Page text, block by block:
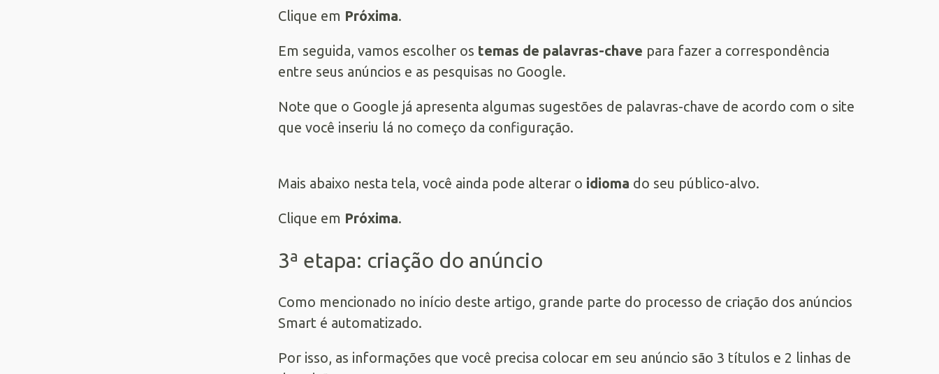
Clique em Próxima.
Em seguida, vamos escolher os temas de palavras-chave para fazer a correspondência
entre seus anúncios e as pesquisas no Google.
Note que o Google já apresenta algumas sugestões de palavras-chave de acordo com o site
que você inseriu lá no começo da configuração.
Mais abaixo nesta tela, você ainda pode alterar o idioma do seu público-alvo.
Clique em Próxima.
3ª etapa: criação do anúncio
Como mencionado no início deste artigo, grande parte do processo de criação dos anúncios
Smart é automatizado.
Por isso, as informações que você precisa colocar em seu anúncio são 3 títulos e 2 linhas de